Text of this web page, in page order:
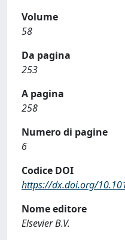
Volume
58
Da pagina
253
A pagina
258
Numero di pagine
6
Codice DOI
https://dx.doi.org/
Nome editore
Elsevier B.V.